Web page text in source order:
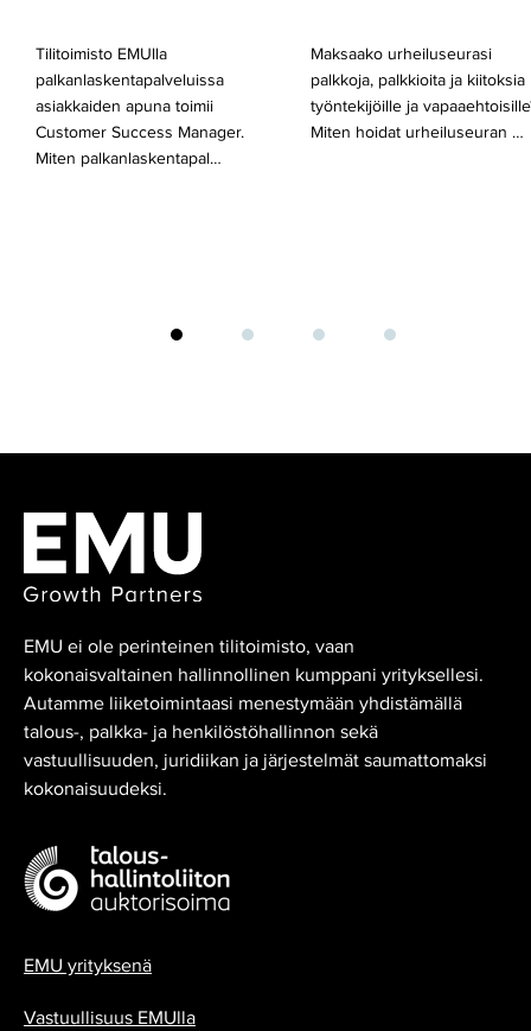
Tilitoimisto EMUlla
palkanlaskentapalveluissa
asiakkaiden apuna toimii
Customer Success Manager.
Miten palkanlaskentapal…
Maksaako urheiluseurasi
palkkoja, palkkioita ja kiitoksia
työntekijöille ja
Miten hoidat urheiluseuran …
EMU ei ole perinteinen tilitoimisto, vaan
kokonaisvaltainen hallinnollinen kumppani yrityksellesi.
Autamme liiketoimintaasi menestymään yhdistämällä
talous-, palkka- ja henkilöstöhallinnon sekä
vastuullisuuden, juridiikan ja järjestelmät saumattomaksi
kokonaisuudeksi.
EMU yrityksenä
Vastuullisuus EMUlla